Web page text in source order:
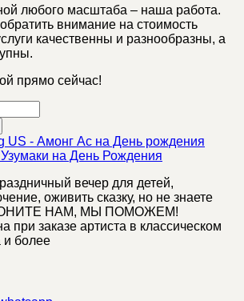
любого масштаба – наша работа.
внимание на стоимость
качественны и разнообразны, а
прямо сейчас!
US - Амонг Ас на День рождения
на День Рождения
вечер для детей,
оживить сказку, но не знаете
НАМ, МЫ ПОМОЖЕМ!
при заказе артиста в классическом
и более